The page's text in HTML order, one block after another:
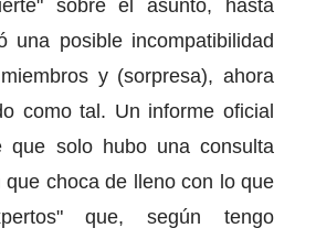
sobre el asunto, hasta
una posible incompatibilidad
y (sorpresa), ahora
como tal. Un informe oficial
que solo hubo una consulta
que choca de lleno con lo que
que, según tengo